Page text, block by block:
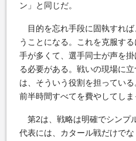
ン」と同じだ。
目的を忘れ手段に固執すれ
うことになる。これを克服す
手が多くて、選手同士が声を
る必要がある。戦いの現場に
は、そういう役割を担ってい
前半時間すべてを費やしてしま
第2は、戦略は明確でシンプ
代表には、カタール戦だけで